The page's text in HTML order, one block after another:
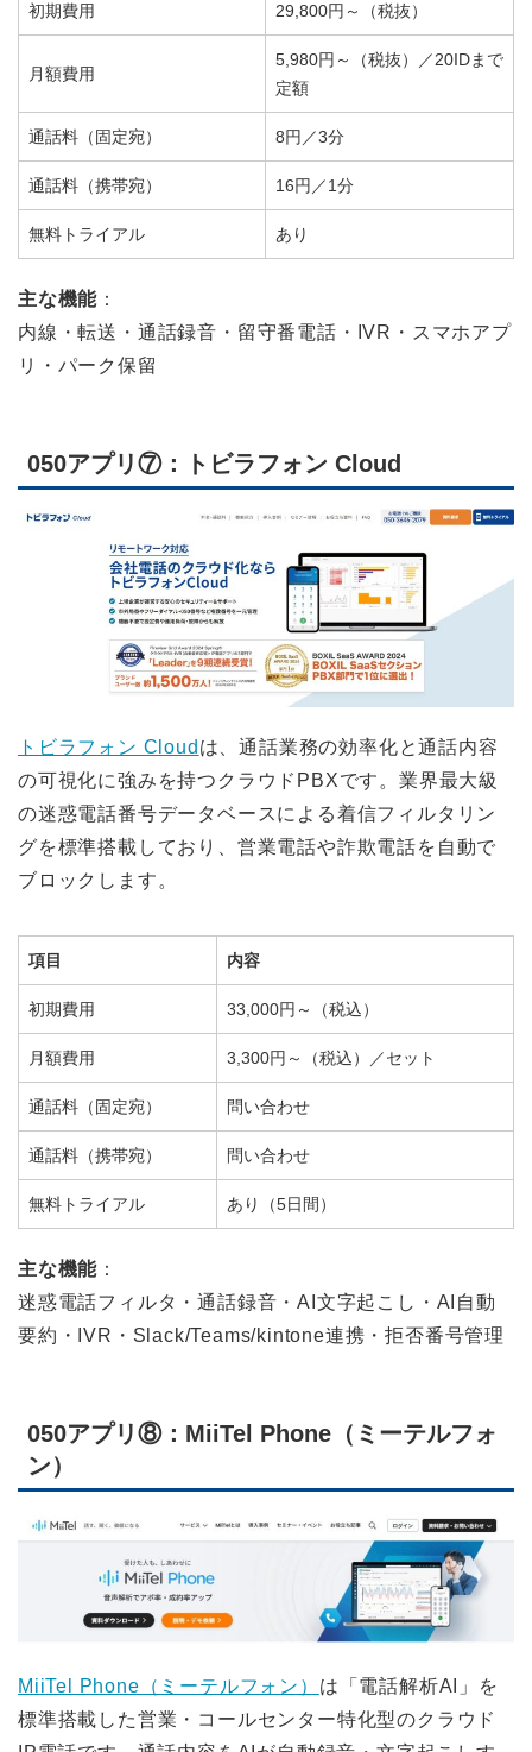
初期費用 29,800円～（税抜）
月額費用
5,980円～（税抜）／20IDまで
定額
通話料（固定宛） 8円／3分
通話料（携帯宛） 16円／1分
無料トライアル あり
主な機能 ：
内線・転送・通話録音・留守番電話・IVR・スマホアプ
リ・パーク保留
050アプリ⑦：トビラフォン Cloud
トビラフォン Cloud は、通話業務の効率化と通話内容
の可視化に強みを持つクラウドPBXです。業界最大級
の迷惑電話番号データベースによる着信フィルタリン
グを標準搭載しており、営業電話や詐欺電話を自動で
ブロックします。
項目 内容
初期費用 33,000円～（税込）
月額費用 3,300円～（税込）／セット
通話料（固定宛） 問い合わせ
通話料（携帯宛） 問い合わせ
無料トライアル あり（5日間）
主な機能 ：
迷惑電話フィルタ・通話録音・AI文字起こし・AI自動
要約・IVR・Slack/Teams/kintone連携・拒否番号管理
050アプリ⑧：MiiTel Phone（ミーテルフォ
ン）
MiiTel Phone（ミーテルフォン） は「電話解析AI」を
標準搭載した営業・コールセンター特化型のクラウド